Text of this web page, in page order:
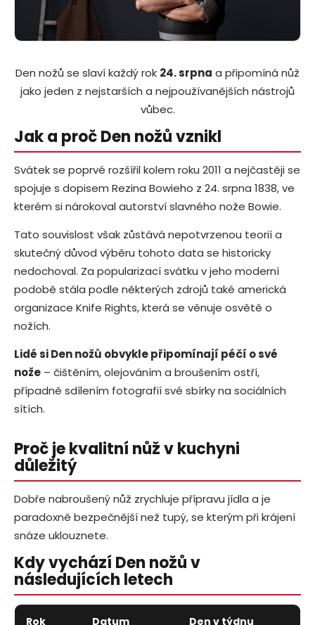
Den nožů se slaví každý rok 24. srpna a připomíná nůž
jako jeden z nejstarších a nejpoužívanějších nástrojů
vůbec.
Jak a proč Den nožů vznikl
Svátek se poprvé rozšířil kolem roku 2011 a nejčastěji se
spojuje s dopisem Rezina Bowieho z 24. srpna 1838, ve
kterém si nárokoval autorství slavného nože Bowie.
Tato souvislost však zůstává nepotvrzenou teorií a
skutečný důvod výběru tohoto data se historicky
nedochoval. Za popularizací svátku v jeho moderní
podobě stála podle některých zdrojů také americká
organizace Knife Rights, která se věnuje osvětě o
nožích.
Lidé si Den nožů obvykle připomínají péčí o své
nože – čištěním, olejováním a broušením ostří,
případně sdílením fotografií své sbírky na sociálních
sítích.
Proč je kvalitní nůž v kuchyni
důležitý
Dobře nabroušený nůž zrychluje přípravu jídla a je
paradoxně bezpečnější než tupý, se kterým při krájení
snáze uklouznete.
Kdy vychází Den nožů v
následujících letech
Rok Datum Den v týdnu
j
t
?
HLEDAT
o
p
o
r
u
č
u
j
e
m
e